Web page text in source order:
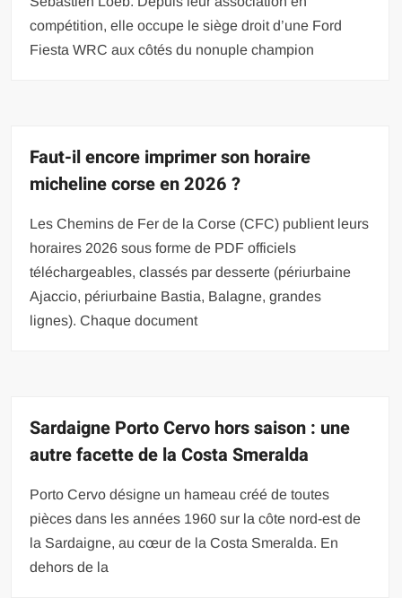
compétition, elle occupe le siège droit d’une Ford
Fiesta WRC aux côtés du nonuple champion
Faut-il encore imprimer son horaire
micheline corse en 2026 ?
Les Chemins de Fer de la Corse (CFC) publient leurs
horaires 2026 sous forme de PDF officiels
téléchargeables, classés par desserte (périurbaine
Ajaccio, périurbaine Bastia, Balagne, grandes
lignes). Chaque document
Sardaigne Porto Cervo hors saison : une
autre facette de la Costa Smeralda
Porto Cervo désigne un hameau créé de toutes
pièces dans les années 1960 sur la côte nord-est de
la Sardaigne, au cœur de la Costa Smeralda. En
dehors de la